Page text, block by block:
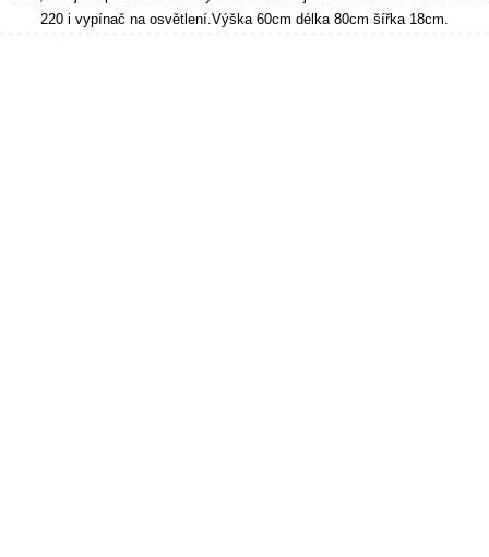
220 i vypínač na osvětlení.Výška 60cm délka 80cm šířka 18cm.